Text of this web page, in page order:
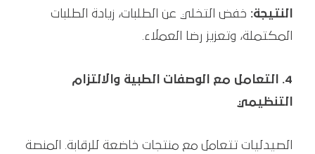
النتيجة: خفض التخلي عن الطلبات، زيادة الطلبات
المكتملة، وتعزيز رضا العملاء.
4. التعامل مع الوصفات الطبية والالتزام
التنظيمي
الصيدليات تتعامل مع منتجات خاضعة للرقابة. المنصة